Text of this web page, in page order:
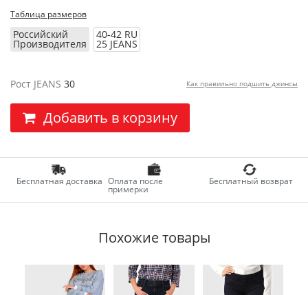
Таблица размеров
Российский
Производителя
40-42 RU
25 JEANS
Рост JEANS 30 Как правильно подшить джинсы
Добавить в корзину
Бесплатная доставка Оплата после
примерки
Бесплатный возврат
Похожие товары